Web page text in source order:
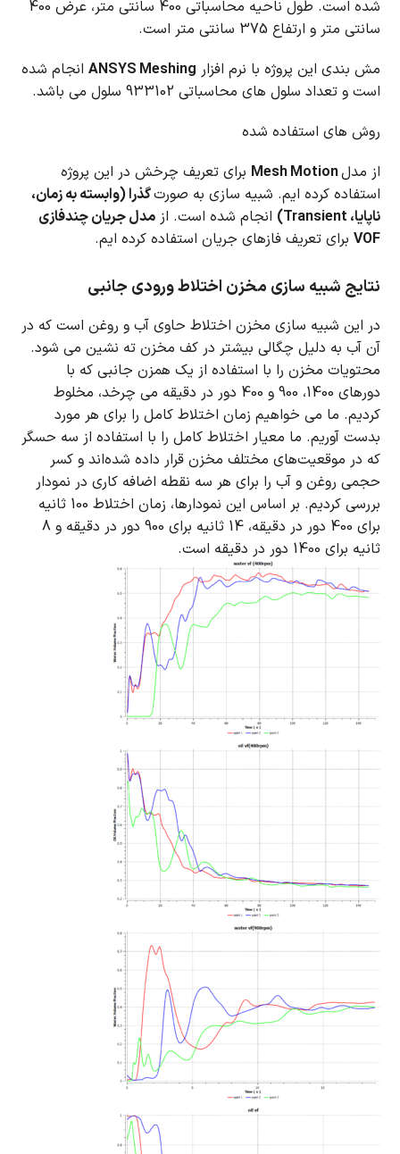
شده است.
طول ناحیه محاسباتی 400 سانتی متر، عرض 400
سانتی متر و ارتفاع 375 سانتی متر است.
مش بندی این پروژه با نرم افزار ANSYS Meshing انجام شده
است و تعداد سلول های محاسباتی 933102 سلول می باشد.
روش های استفاده شده
از مدلMesh Motion
برای تعریف چرخش در این پروژه
استفاده کرده ایم. شبیه سازی به صورتگذرا (وابسته به زمان،
ناپایا، Transient)
انجام شده است. ازمدل جریان چندفازی
VOF برای تعریف فازهای جریان استفاده کرده ایم.
نتایج شبیه سازی مخزن اختلاط ورودی جانبی
در این شبیه سازی مخزن اختلاط حاوی آب و روغن است که در
آن آب به دلیل چگالی بیشتر در کف مخزن ته نشین می شود.
محتویات مخزن را با استفاده از یک همزن جانبی که با
دورهای 1400، 900 و 400 دور در دقیقه می چرخد، مخلوط
کردیم. ما می خواهیم زمان اختلاط کامل را برای هر مورد
بدست آوریم. ما معیار اختلاط کامل را با استفاده از سه حسگر
که در موقعیت‌های مختلف مخزن قرار داده شده‌اند و کسر
حجمی روغن و آب را برای هر سه نقطه اضافه کاری در نمودار
بررسی کردیم.
بر اساس این نمودارها، زمان اختلاط 100 ثانیه
برای 400 دور در دقیقه، 14 ثانیه برای 900 دور در دقیقه و 8
ثانیه برای 1400 دور در دقیقه است.